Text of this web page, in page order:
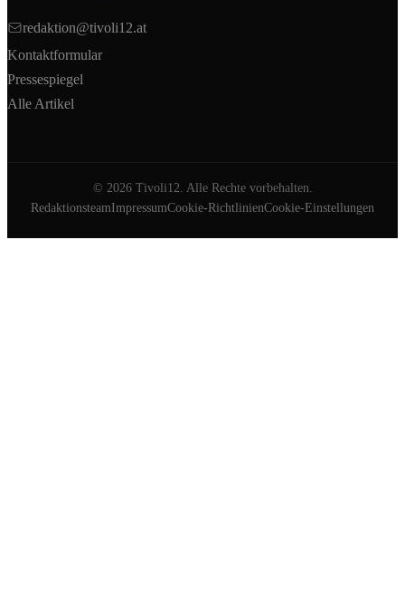
redaktion@tivoli12.at
Kontaktformular
Pressespiegel
Alle Artikel
© 2026Tivoli12. Alle Rechte vorbehalten.
RedaktionsteamImpressumCookie-RichtlinienCookie-Einstellungen